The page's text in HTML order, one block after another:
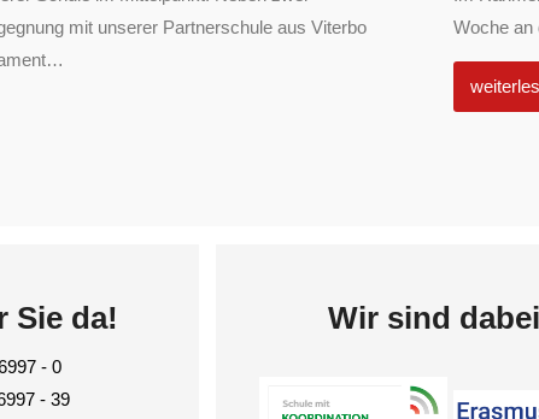
mit unserer Partnerschule aus Viterbo
…
Woche an
Sie da!
- 0
- 39
Wir sind